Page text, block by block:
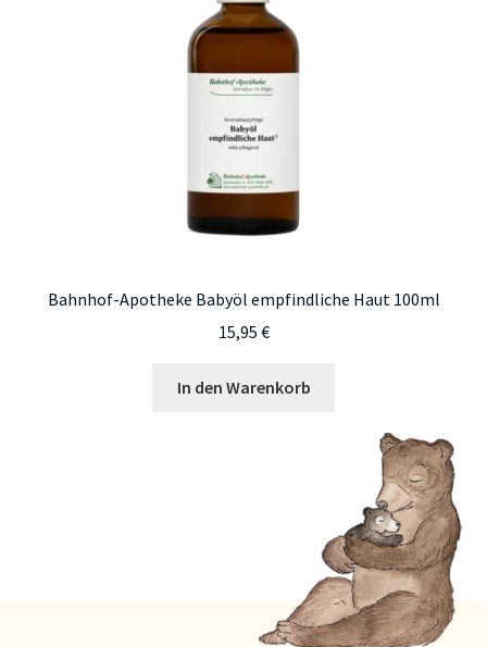
Bahnhof-Apotheke Babyöl empfindliche Haut 100ml
15,95 €
In den Warenkorb